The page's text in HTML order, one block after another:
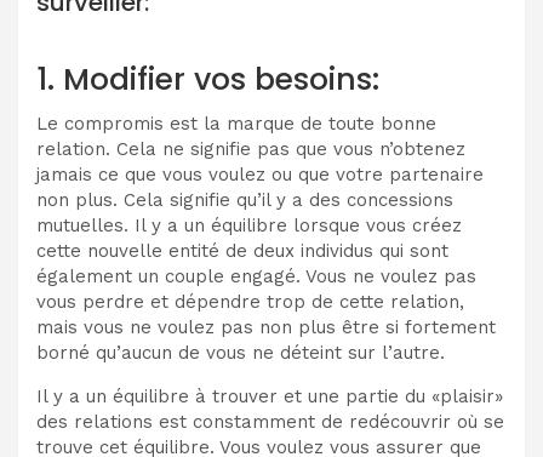
1. Modifier vos besoins:
Le compromis est la marque de toute bonne
relation. Cela ne signifie pas que vous n’obtenez
jamais ce que vous voulez ou que votre partenaire
non plus. Cela signifie qu’il y a des concessions
mutuelles. Il y a un équilibre lorsque vous créez
cette nouvelle entité de deux individus qui sont
également un couple engagé. Vous ne voulez pas
vous perdre et dépendre trop de cette relation,
mais vous ne voulez pas non plus être si fortement
borné qu’aucun de vous ne déteint sur l’autre.
Il y a un équilibre à trouver et une partie du «plaisir»
des relations est constamment de redécouvrir où se
trouve cet équilibre. Vous voulez vous assurer que